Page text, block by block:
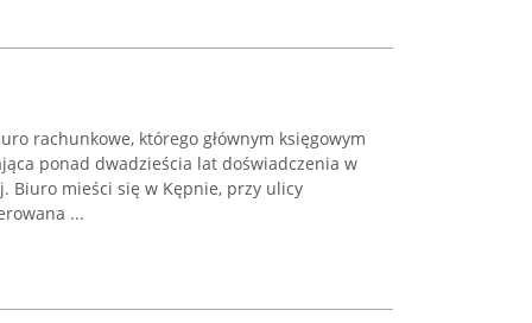
rachunkowe, którego głównym księgowym
ponad dwadzieścia lat doświadczenia w
Biuro mieści się w Kępnie, przy ulicy
...